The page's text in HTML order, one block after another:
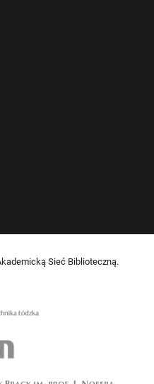
Sieć Biblioteczną.